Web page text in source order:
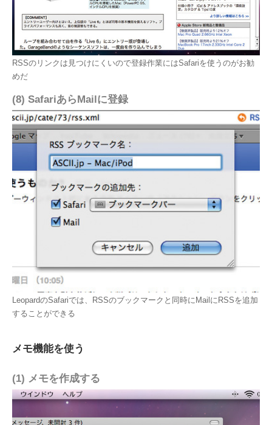
RSSのリンクは見つけにくいので登録作業にはSafariを使うのがお勧
めだ
(8) SafariあらMailに登録
LeopardのSafariでは、RSSのブックマークと同時にMailにRSSを追加
することができる
メモ機能を使う
(1) メモを作成する